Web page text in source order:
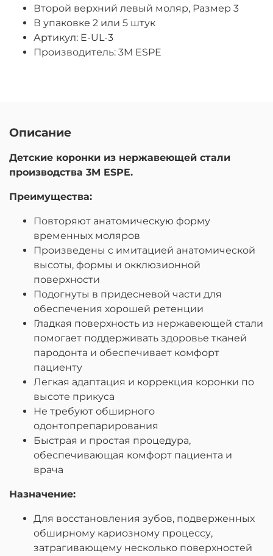
Второй верхний левый моляр, Размер 3
В упаковке 2 или 5 штук
Артикул: E-UL-3
Производитель: 3M ESPE
Описание
Детские коронки из нержавеющей стали
производства 3M ESPE.
Преимущества:
Повторяют анатомическую форму
временных моляров
Произведены с имитацией анатомической
высоты, формы и окклюзионной
поверхности
Подогнуты в придесневой части для
обеспечения хорошей ретенции
Гладкая поверхность из нержавеющей стали
помогает поддерживать здоровье тканей
пародонта и обеспечивает комфорт
пациенту
Легкая адаптация и коррекция коронки по
высоте прикуса
Не требуют обширного
одонтопрепарирования
Быстрая и простая процедура,
обеспечивающая комфорт пациента и
врача
Назначение:
Для восстановления зубов, подверженных
обширному кариозному процессу,
затрагивающему несколько поверхностей